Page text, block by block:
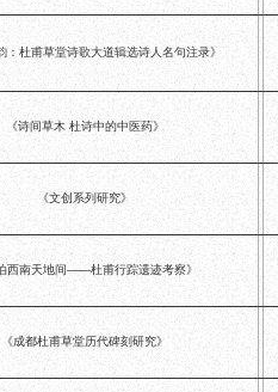
：杜甫草堂诗歌大道辑选诗人名句注录》
《诗间草木 杜诗中的中医药》
《文创系列研究》
西南天地间——杜甫行踪遗迹考察》
《成都杜甫草堂历代碑刻研究》